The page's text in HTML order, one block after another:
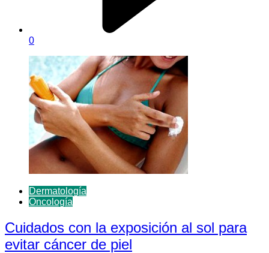
0
Dermatología
Oncología
Cuidados con la exposición al sol para
evitar cáncer de piel